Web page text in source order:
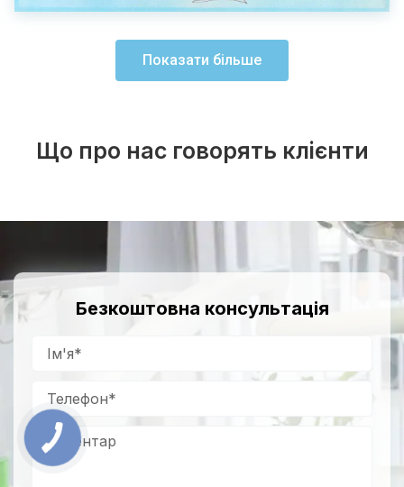
Показати більше
Що про нас говорять клієнти
Безкоштовна консультація